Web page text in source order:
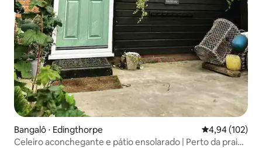
Bangalô ⋅ Edingthorpe 4,94 de uma
4,94 (102)
Celeiro aconchegante e pátio ensolarado | Perto da praia